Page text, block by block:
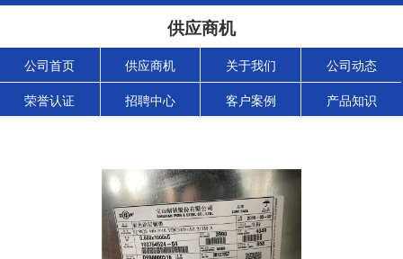
供应商机
公司首页 供应商机 关于我们 公司动态
荣誉认证 招聘中心 客户案例 产品知识